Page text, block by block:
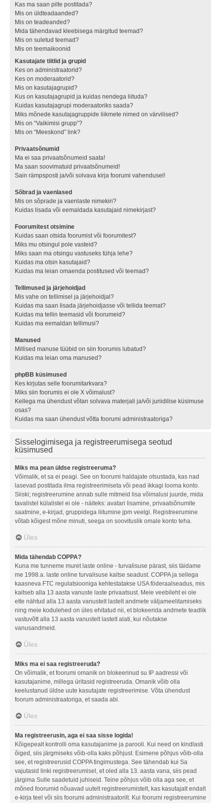
Kas ma saan pilte postitada?
Mis on üldteadaanded?
Mis on teadeanded?
Mida tähendavad kleebisega märgitud teemad?
Mis on suletud teemad?
Mis on teemaikoonid
Kasutajate tiitlid ja grupid
Kes on administraatorid?
Kes on moderaatorid?
Mis on kasutajagrupid?
Kus on kasutajagrupid ja kuidas nendega liituda?
Kuidas kasutajagrupi moderaatoriks saada?
Miks mõnede kasutajagruppide liikmete nimed on värvilised?
Mis on “Vaikimisi grupp”?
Mis on “Meeskond” link?
Privaatsõnumid
Ma ei saa privaatsõnumeid saata!
Ma saan soovimatuid privaatsõnumeid!
Sain rämpsposti ja/või solvava kirja foorumi vahendusel!
Sõbrad ja vaenlased
Mis on sõprade ja vaenlaste nimekiri?
Kuidas lisada või eemaldada kasutajaid nimekirjast?
Foorumitest otsimine
Kuidas saan otsida foorumist või foorumitest?
Miks mu otsingul pole vasteid?
Miks saan ma otsingu vastuseks tühja lehe?
Kuidas ma otsin kasutajaid?
Kuidas ma leian omaenda postitused või teemad?
Tellimused ja järjehoidjad
Mis vahe on tellimisel ja järjehoidjal?
Kuidas ma saan lisada järjehoidjasse või tellida teemat?
Kuidas ma tellin teemasid või foorumeid?
Kuidas ma eemaldan tellimusi?
Manused
Millised manuse tüübid on siin foorumis lubatud?
Kuidas ma leian oma manused?
phpBB küsimused
Kes kirjutas selle foorumitarkvara?
Miks siin foorumis ei ole X võimalust?
Kellega ma ühendust võtan solvava materjali ja/või juriidilise küsimuse
osas?
Kuidas ma saan ühendust võtta foorumi administraatoriga?
Sisselogimisega ja registreerumisega seotud
küsimused
Miks ma pean üldse registreeruma?
Võimalik, et sa ei peagi. See on foorumi haldajate otsustada, kas nad
lasevad postitada ilma registreerimiseta või pead ikkagi looma konto.
Siiski; registreerumine annab sulle mitmeid lisa võimalusi juurde, mida
tavalistel külalistel ei ole - näiteks: avatari lisamine, privaatsõnumite
saatmine, e-kirjad, gruppidega liitumine jpm veelgi. Registreerumine
võtab kõigest mõne minuti, seega on soovituslik omale konto teha.
Üles
Mida tähendab COPPA?
Kuna me tunneme muret laste online - turvalisuse pärast, siis täidame
me 1998.a. laste online turvalisuse kaitse seadust. COPPA ja sellega
kaasneva FTC regulatsiooniga kehtestatakse USA föderaalseadus, mis
kaitseb alla 13 aasta vanuste laste privaatsust. Meie veebileht ei ole
ette nähtud alla 13 aasta vanustelt lastelt andmete väljameelitamiseks
ning meie kodulehed on üles ehitatud nii, et blokeerida andmete teadlik
vastuvõtt alla 13 aasta vanustelt lastelt alati, kui nõutakse
vanusandmeid.
Üles
Miks ma ei saa registreeruda?
On võimalik, et foorumi omanik on blokeerinud su IP aadressi või
kasutajanime, millega üritasid registreeruda. Omanik võib olla
keelustanud üldse uute kasutajate registreerimise. Võta ühendust
foorum administraatoriga, et saada abi.
Üles
Ma registreerusin, aga ei saa sisse logida!
Kõigepealt kontrolli oma kasutajanime ja parooli. Kui need on kindlasti
õiged, siis järgmiseks võib-olla kaks põhjust. Esimene põhjus võib-olla
see, et registreerusid COPPA tingimustega. See tähendab kui Sa
vajutasid linki registreerumisel, et oled alla 13. aasta vana, siis pead
järgima Sulle saadetuid juhiseid. Teine põhjus võib olla aga see, et
mõned foorumid nõuavad uutelt registreerumistelt, kas kasutajalt endalt
e-kirja teel või siis foorumi administraatorilt. Kui foorumi registreerumine